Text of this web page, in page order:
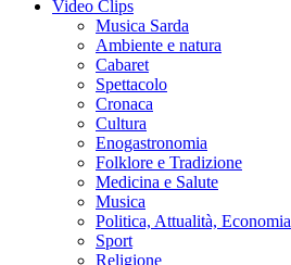
Video Clips
Musica Sarda
Ambiente e natura
Cabaret
Spettacolo
Cronaca
Cultura
Enogastronomia
Folklore e Tradizione
Medicina e Salute
Musica
Politica, Attualità, Economia
Sport
Religione